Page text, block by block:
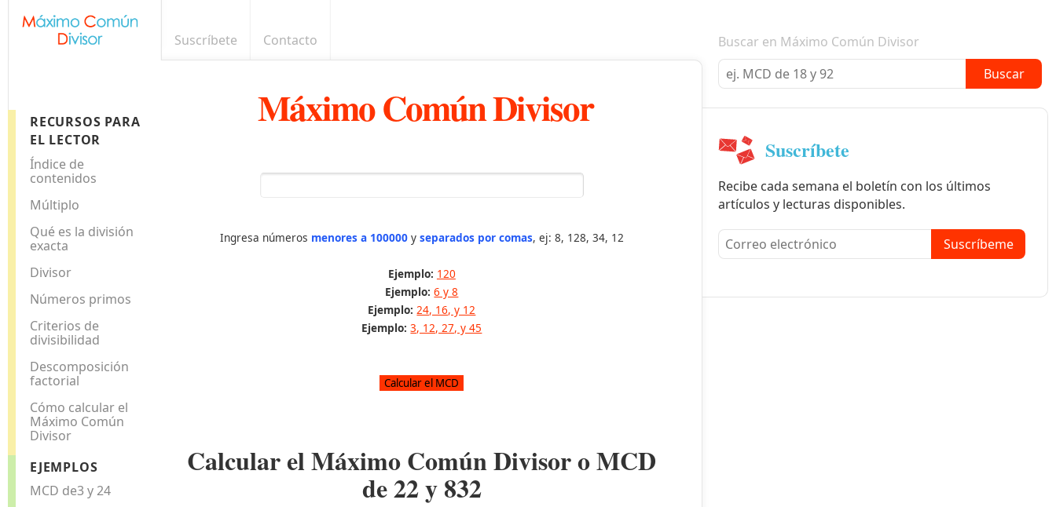
Suscríbete Contacto Boletín informativo
RECURSOS PARA
EL LECTOR
Índice de
contenidos
Múltiplo
Qué es la división
exacta
Divisor
Números primos
Criterios de
divisibilidad
Descomposición
factorial
Cómo calcular el
Máximo Común
Divisor
EJEMPLOS
MCD de3 y 24
Máximo Común Divisor
Ingresa números menores a 100000y separados por comas, ej: 8, 128, 34, 12
Ejemplo: 120
Ejemplo: 6 y 8
Ejemplo: 24, 16, y 12
Ejemplo: 3, 12, 27, y 45
Calcular el Máximo Común Divisor o MCD
de22y832
Buscar en Máximo Común Divisor
Buscar
Suscríbete
Recibe cada semana el boletín con los últimos
artículos y lecturas disponibles.
Suscríbeme